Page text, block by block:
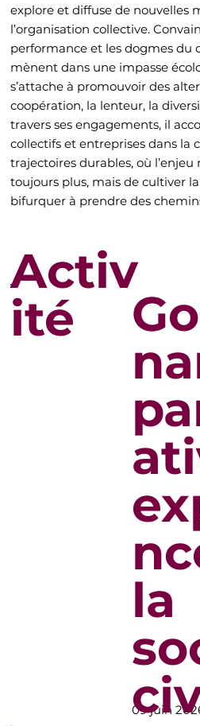
explore et diffuse de nouvelles
l’organisation collective.
performance et les dogmes du
mènent dans une impasse
s’attache à promouvoir des
coopération, la lenteur, la
travers ses engagements, il
collectifs et entreprises dans la
trajectoires durables, où l’enjeu
toujours plus, mais de cultiver
bifurquer à prendre des
09 juin
la
Activ
ité